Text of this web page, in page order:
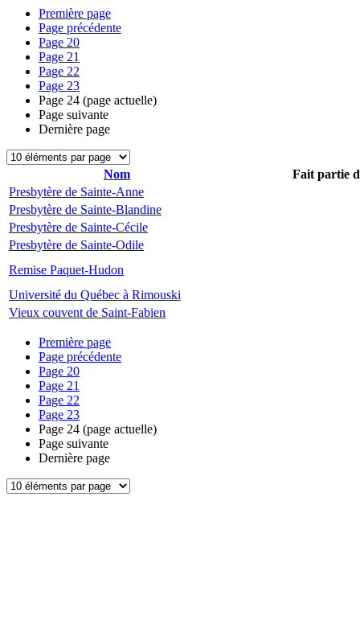
Première page
Page précédente
Page 20
Page 21
Page 22
Page 23
Page 24 (page actuelle)
Page suivante
Dernière page
Nom
Fait partie
Presbytère de Sainte-Anne
Presbytère de Sainte-Blandine
Presbytère de Sainte-Cécile
Presbytère de Sainte-Odile
Remise Paquet-Hudon
Université du Québec à Rimouski
Vieux couvent de Saint-Fabien
Première page
Page précédente
Page 20
Page 21
Page 22
Page 23
Page 24 (page actuelle)
Page suivante
Dernière page